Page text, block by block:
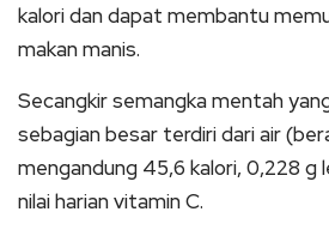
kalori dan dapat membantu
makan manis.
Secangkir semangka mentah
sebagian besar terdiri dari air
mengandung 45,6 kalori, 0,228 g
nilai harian vitamin C.